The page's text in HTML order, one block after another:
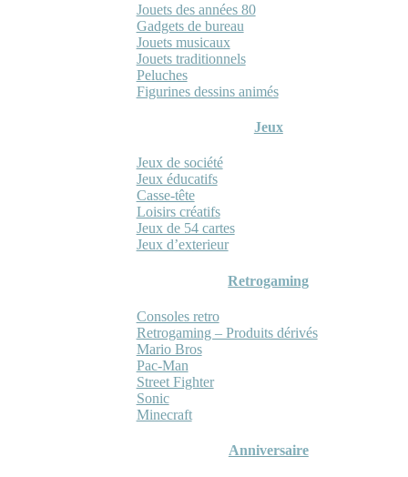
Jouets des années 80
Gadgets de bureau
Jouets musicaux
Jouets traditionnels
Peluches
Figurines dessins animés
Jeux
Jeux de société
Jeux éducatifs
Casse-tête
Loisirs créatifs
Jeux de 54 cartes
Jeux d’exterieur
Retrogaming
Consoles retro
Retrogaming – Produits dérivés
Mario Bros
Pac-Man
Street Fighter
Sonic
Minecraft
Anniversaire